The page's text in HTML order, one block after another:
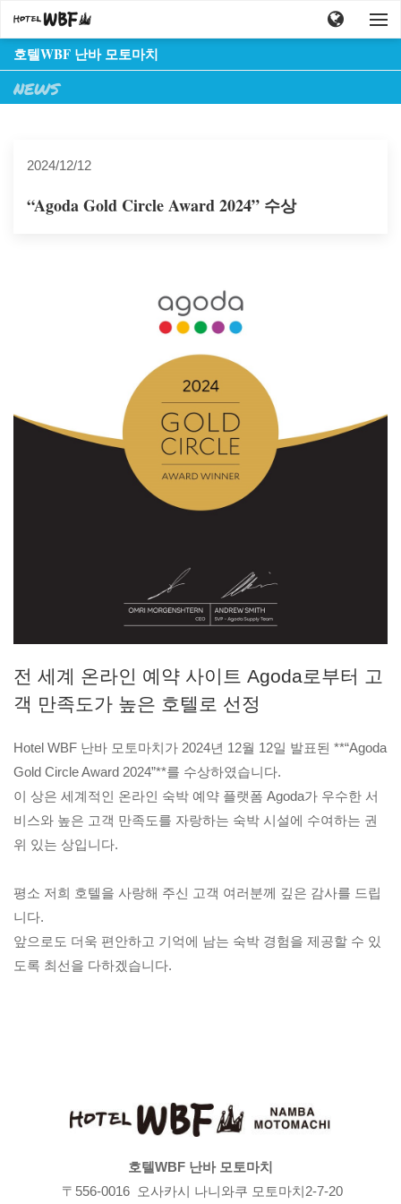
호텔WBF 난바 모토마치
NEWS
2024/12/12
“Agoda Gold Circle Award 2024” 수상
전 세계 온라인 예약 사이트 Agoda로부터 고
객 만족도가 높은 호텔로 선정
Hotel WBF 난바 모토마치가 2024년 12월 12일 발표된 **“Agoda
Gold Circle Award 2024”**를 수상하였습니다.
이 상은 세계적인 온라인 숙박 예약 플랫폼 Agoda가 우수한 서
비스와 높은 고객 만족도를 자랑하는 숙박 시설에 수여하는 권
위 있는 상입니다.
평소 저희 호텔을 사랑해 주신 고객 여러분께 깊은 감사를 드립
니다.
앞으로도 더욱 편안하고 기억에 남는 숙박 경험을 제공할 수 있
도록 최선을 다하겠습니다.
호텔WBF 난바 모토마치
〒556-0016 오사카시 나니와쿠 모토마치2-7-20